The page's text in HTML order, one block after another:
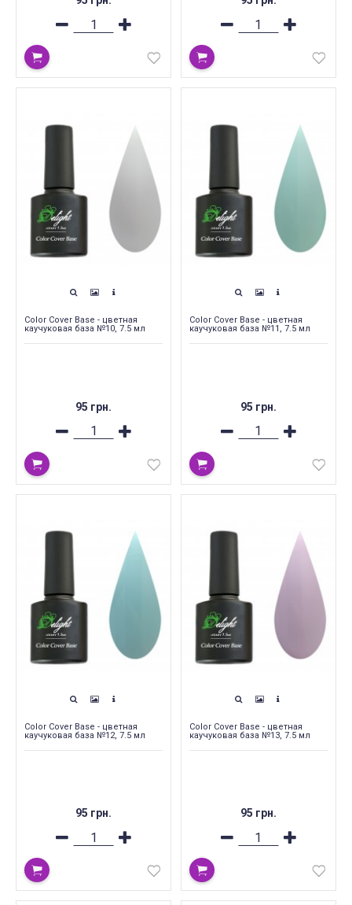
Color Cover Base - цветная
каучуковая база №10, 7.5 мл
95 грн.
Color Cover Base - цветная
каучуковая база №11, 7.5 мл
95 грн.
Color Cover Base - цветная
каучуковая база №12, 7.5 мл
95 грн.
Color Cover Base - цветная
каучуковая база №13, 7.5 мл
95 грн.